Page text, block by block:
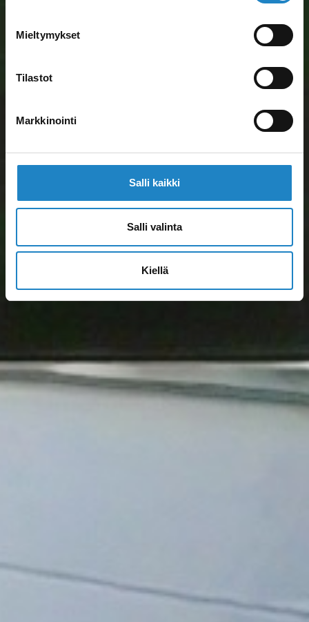
Mieltymykset
Tilastot
Markkinointi
Salli kaikki
Salli valinta
Kiellä